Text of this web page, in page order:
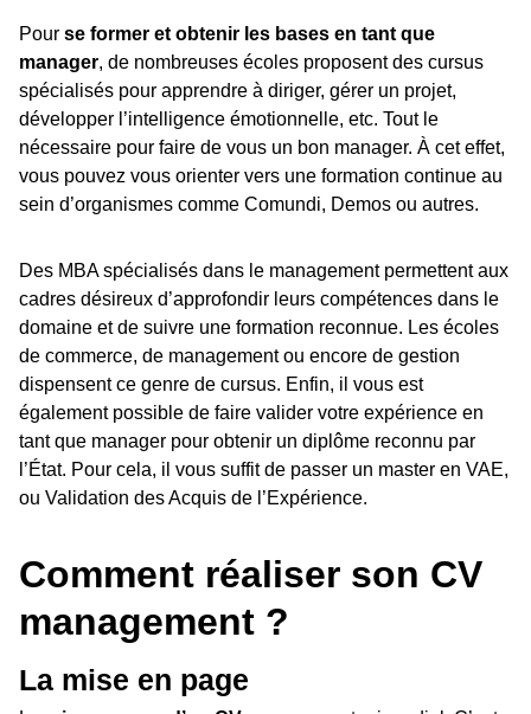
Pour se former et obtenir les bases en tant que
manager, de nombreuses écoles proposent des cursus
spécialisés pour apprendre à diriger, gérer un projet,
développer l’intelligence émotionnelle, etc. Tout le
nécessaire pour faire de vous un bon manager. À cet effet,
vous pouvez vous orienter vers une formation continue au
sein d’organismes comme Comundi, Demos ou autres.
Des MBA spécialisés dans le management permettent aux
cadres désireux d’approfondir leurs compétences dans le
domaine et de suivre une formation reconnue. Les écoles
de commerce, de management ou encore de gestion
dispensent ce genre de cursus. Enfin, il vous est
également possible de faire valider votre expérience en
tant que manager pour obtenir un diplôme reconnu par
l’État. Pour cela, il vous suffit de passer un master en VAE,
ou Validation des Acquis de l’Expérience.
Comment réaliser son CV
management ?
La mise en page